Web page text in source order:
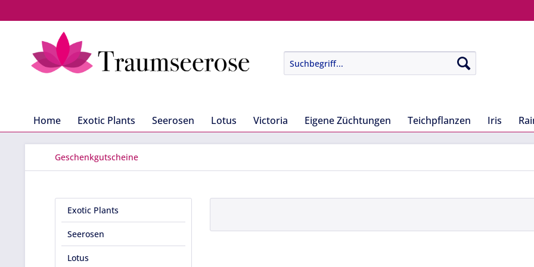
Home Exotic Plants Seerosen Lotus Victoria Eigene Züchtungen Teichpflanzen Iris
Geschenkgutscheine
Exotic Plants
Seerosen
Lotus